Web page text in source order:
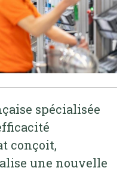
spécialisée
conçoit,
une nouvelle